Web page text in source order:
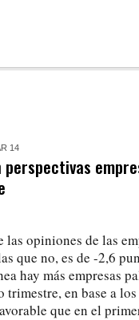
14
perspectivas
opiniones de las
que no, es de -2,6
hay más empresas
en base a
que en el